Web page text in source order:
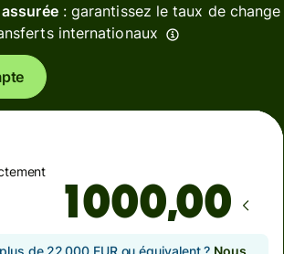
: garantissez le taux de change
internationaux
,00
de 22 000 EUR ou équivalent ? Nous